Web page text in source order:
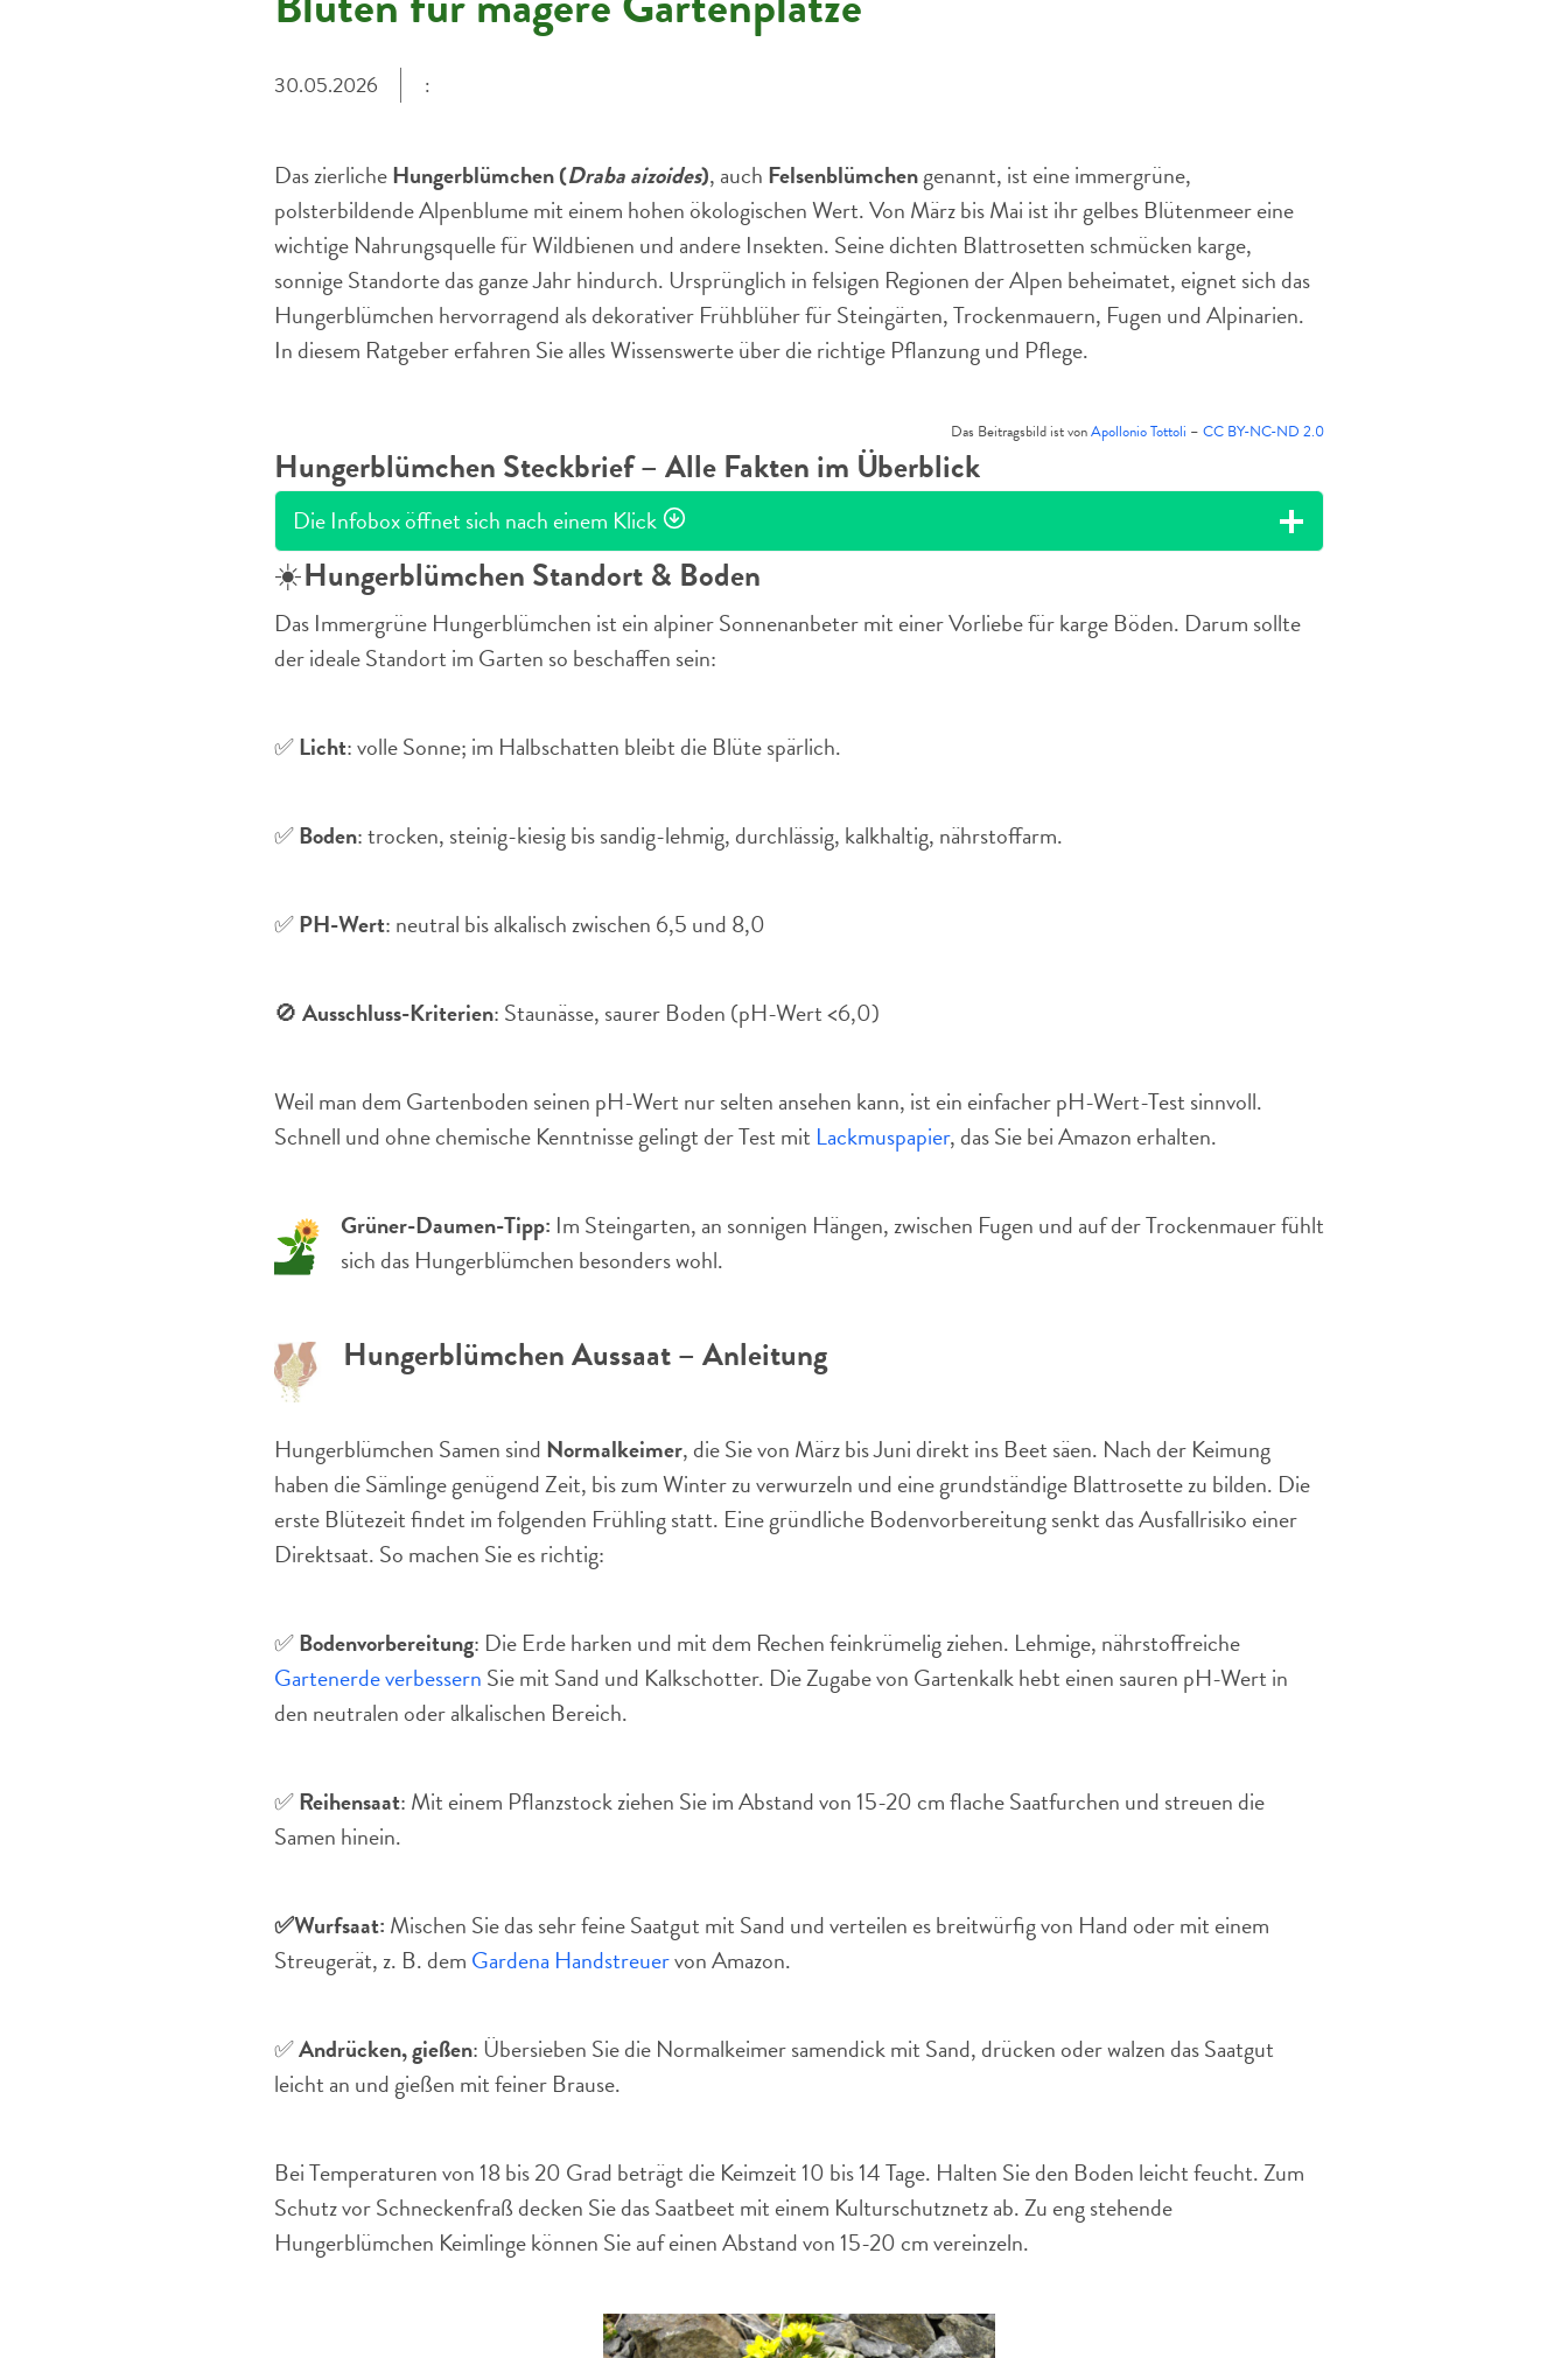
30.05.2026 :
Das zierlicheHungerblümchen (Draba aizoides), auch Felsenblümchengenannt, ist eine immergrüne,
polsterbildende Alpenblume mit einem hohen ökologischen Wert. Von März bis Mai ist ihr gelbes Blütenmeer eine
wichtige Nahrungsquelle für Wildbienen und andere Insekten. Seine dichten Blattrosetten schmücken karge,
sonnige Standorte das ganze Jahr hindurch. Ursprünglich in felsigen Regionen der Alpen beheimatet, eignet sich das
Hungerblümchen hervorragend als dekorativer Frühblüher für Steingärten, Trockenmauern, Fugen und Alpinarien.
In diesem Ratgeber erfahren Sie alles Wissenswerte über die richtige Pflanzung und Pflege.
Das Beitragsbild ist vonApollonio Tottoli – CC BY-NC-ND 2.0
Hungerblümchen Steckbrief – Alle Fakten im Überblick
Die Infobox öffnet sich nach einem Klick
☀️Hungerblümchen Standort & Boden
Das Immergrüne Hungerblümchen ist ein alpiner Sonnenanbeter mit einer Vorliebe für karge Böden. Darum sollte
der ideale Standort im Garten so beschaffen sein:
✅Licht: volle Sonne; im Halbschatten bleibt die Blüte spärlich.
✅Boden: trocken, steinig-kiesig bis sandig-lehmig, durchlässig, kalkhaltig, nährstoffarm.
✅PH-Wert: neutral bis alkalisch zwischen 6,5 und 8,0
🚫 Ausschluss-Kriterien: Staunässe, saurer Boden (pH-Wert <6,0)
Weil man dem Gartenboden seinen pH-Wert nur selten ansehen kann, ist ein einfacher pH-Wert-Test sinnvoll.
Schnell und ohne chemische Kenntnisse gelingt der Test mit Lackmuspapier, das Sie bei Amazon erhalten.
Grüner-Daumen-Tipp: Im Steingarten, an sonnigen Hängen, zwischen Fugen und auf der Trockenmauer fühlt
sich das Hungerblümchen besonders wohl.
Hungerblümchen Aussaat – Anleitung
Hungerblümchen Samen sind Normalkeimer, die Sie von März bis Juni direkt ins Beet säen. Nach der Keimung
haben die Sämlinge genügend Zeit, bis zum Winter zu verwurzeln und eine grundständige Blattrosette zu bilden. Die
erste Blütezeit findet im folgenden Frühling statt. Eine gründliche Bodenvorbereitung senkt das Ausfallrisiko einer
Direktsaat. So machen Sie es richtig:
✅Bodenvorbereitung: Die Erde harken und mit dem Rechen feinkrümelig ziehen. Lehmige, nährstoffreiche
Gartenerde verbessern Sie mit Sand und Kalkschotter. Die Zugabe von Gartenkalk hebt einen sauren pH-Wert in
den neutralen oder alkalischen Bereich.
✅Reihensaat: Mit einem Pflanzstock ziehen Sie im Abstand von 15-20 cm flache Saatfurchen und streuen die
Samen hinein.
✅Wurfsaat: Mischen Sie das sehr feine Saatgut mit Sand und verteilen es breitwürfig von Hand oder mit einem
Streugerät, z. B. dem Gardena Handstreuervon Amazon.
✅Andrücken, gießen: Übersieben Sie die Normalkeimer samendick mit Sand, drücken oder walzen das Saatgut
leicht an und gießen mit feiner Brause.
Bei Temperaturen von 18 bis 20 Grad beträgt die Keimzeit 10 bis 14 Tage. Halten Sie den Boden leicht feucht. Zum
Schutz vor Schneckenfraß decken Sie das Saatbeet mit einem Kulturschutznetz ab. Zu eng stehende
Hungerblümchen Keimlinge können Sie auf einen Abstand von 15-20 cm vereinzeln.